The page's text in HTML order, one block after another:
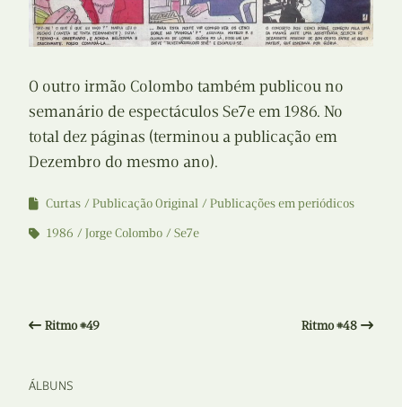
O outro irmão Colombo também publicou no
semanário de espectáculos Se7e em 1986. No
total dez páginas (terminou a publicação em
Dezembro do mesmo ano).
Curtas Publicação Original
Publicações em periódicos
1986
Jorge Colombo Se7e
Ritmo #49 Ritmo #48
ÁLBUNS